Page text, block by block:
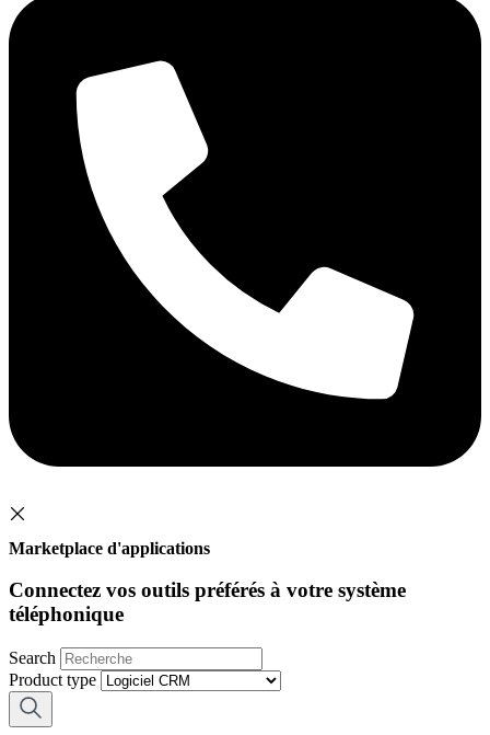
Marketplace d'applications
Connectez vos outils préférés à votre système
téléphonique
Search
Product type